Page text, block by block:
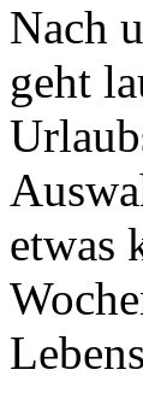
Nach
geht
etwas